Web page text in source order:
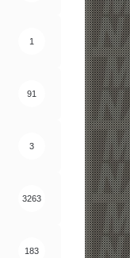
1
91
3
3263
183